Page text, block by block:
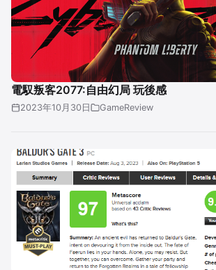
電馭叛客2077:自由幻局 玩後感
2023年10月30日 GameReview